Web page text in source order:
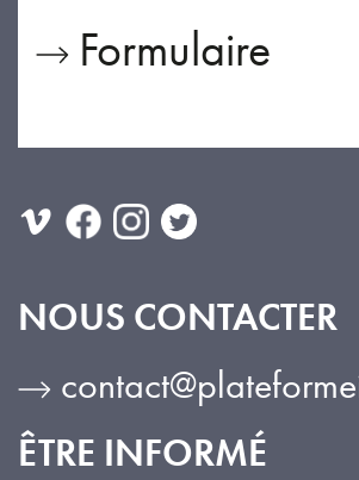
Formulaire
NOUS CONTACTER
ÊTRE INFORMÉ